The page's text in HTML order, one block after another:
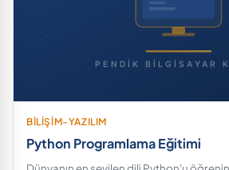
BİLİŞİM-YAZILIM
Python Programlama Eğitimi